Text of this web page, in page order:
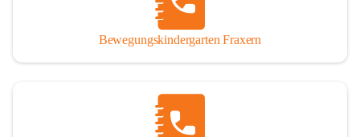
Bewegungskindergarten Fraxern